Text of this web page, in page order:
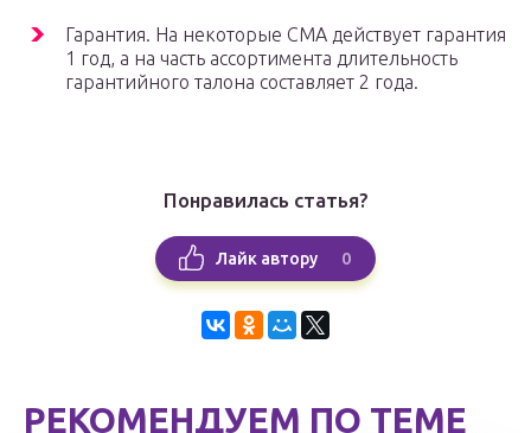
Гарантия. На некоторые СМА действует гарантия
1 год, а на часть ассортимента длительность
гарантийного талона составляет 2 года.
Понравилась статья?
Лайк автору 0
РЕКОМЕНДУЕМ ПО ТЕМЕ